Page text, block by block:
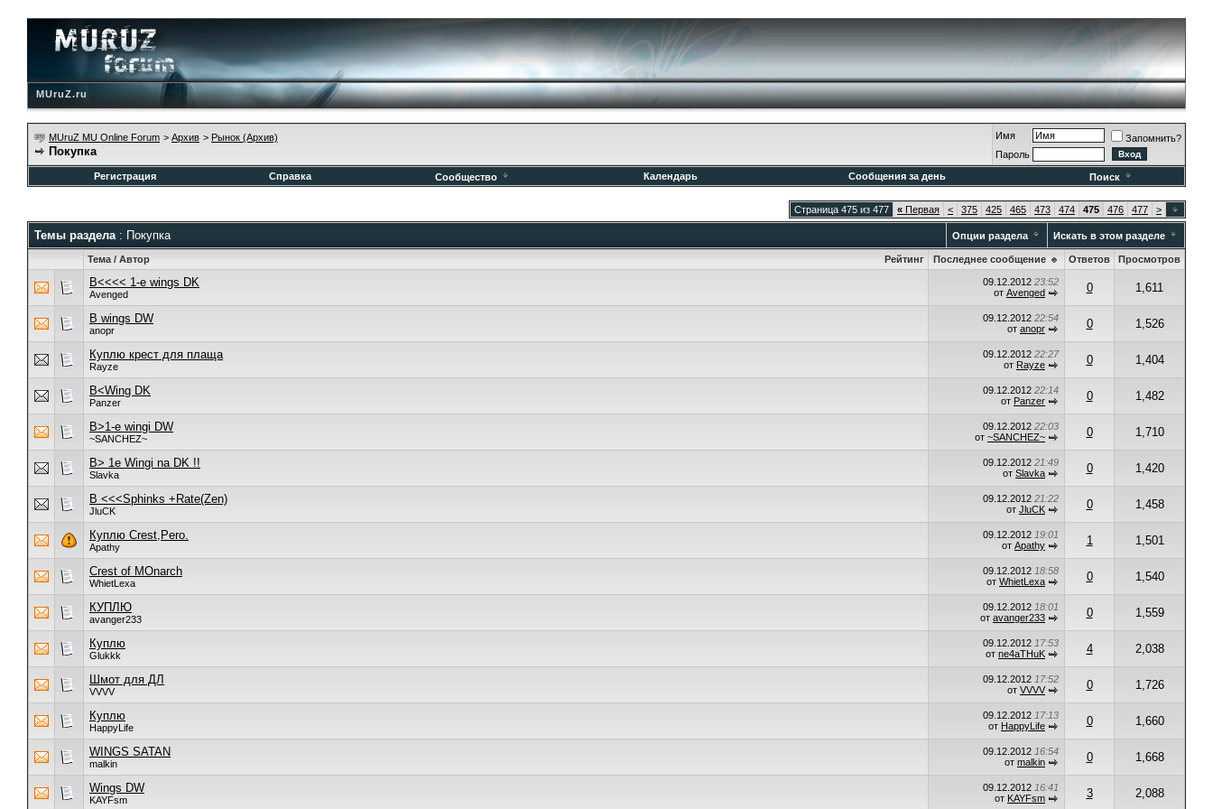
MUruZ.ru
MUruZ MU Online Forum > Архив > Рынок (Архив)
Покупка
Имя
Запомнить?
Пароль
Регистрация
Справка Сообщество Календарь Сообщения за день Поиск
Страница 475 из 477 « Первая < 375 425 465 473 474 475 476 477 >
Темы раздела: Покупка Опции раздела Искать в этом разделе
Рейтинг
Тема / Автор Последнее сообщение Ответов Просмотров
B<<<< 1-e wings DK
Avenged
09.12.2012 23:52
от Avenged 0 1,611
B wings DW
anopr
09.12.2012 22:54
от anopr 0 1,526
Куплю крест для плаща
Rayze
09.12.2012 22:27
от Rayze 0 1,404
B<Wing DK
Panzer
09.12.2012 22:14
от Panzer 0 1,482
B>1-e wingi DW
~SANCHEZ~
09.12.2012 22:03
от ~SANCHEZ~ 0 1,710
B> 1e Wingi na DK !!
Slavka
09.12.2012 21:49
от Slavka 0 1,420
B <<<Sphinks +Rate(Zen)
JluCK
09.12.2012 21:22
от JluCK 0 1,458
Куплю Crest,Pero.
Apathy
09.12.2012 19:01
от Apathy 1 1,501
Crest of MOnarch
WhietLexa
09.12.2012 18:58
от WhietLexa 0 1,540
КУПЛЮ
avanger233
09.12.2012 18:01
от avanger233 0 1,559
Куплю
Glukkk
09.12.2012 17:53
от ne4aTHuK 4 2,038
Шмот для ДЛ
VVVV
09.12.2012 17:52
от VVVV 0 1,726
Куплю
HappyLife
09.12.2012 17:13
от HappyLife 0 1,660
WINGS SATAN
malkin
09.12.2012 16:54
от malkin 0 1,668
Wings DW
KAYFsm
09.12.2012 16:41
от KAYFsm 3 2,088